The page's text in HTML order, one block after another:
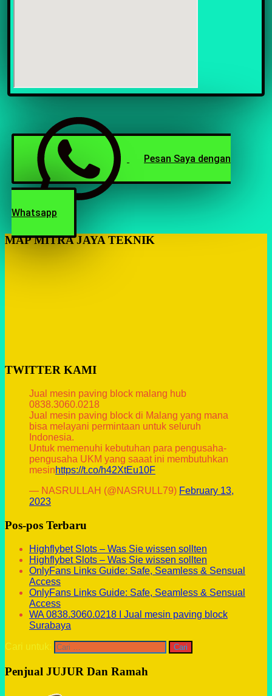
Pesan Saya dengan
Whatsapp
MAP MITRA JAYA TEKNIK
TWITTER KAMI
Jual mesin paving block malang hub
0838.3060.0218
Jual mesin paving block di Malang yang mana
bisa melayani permintaan untuk seluruh
Indonesia.
Untuk memenuhi kebutuhan para pengusaha-
pengusaha UKM yang saaat ini membutuhkan
mesinhttps://t.co/h42XtEu10F
— NASRULLAH (@NASRULL79) February 13,
2023
Pos-pos Terbaru
Highflybet Slots – Was Sie wissen sollten
Highflybet Slots – Was Sie wissen sollten
OnlyFans Links Guide: Safe, Seamless & Sensual
Access
OnlyFans Links Guide: Safe, Seamless & Sensual
Access
WA 0838.3060.0218 I Jual mesin paving block
Surabaya
Cari untuk:
Penjual JUJUR Dan Ramah